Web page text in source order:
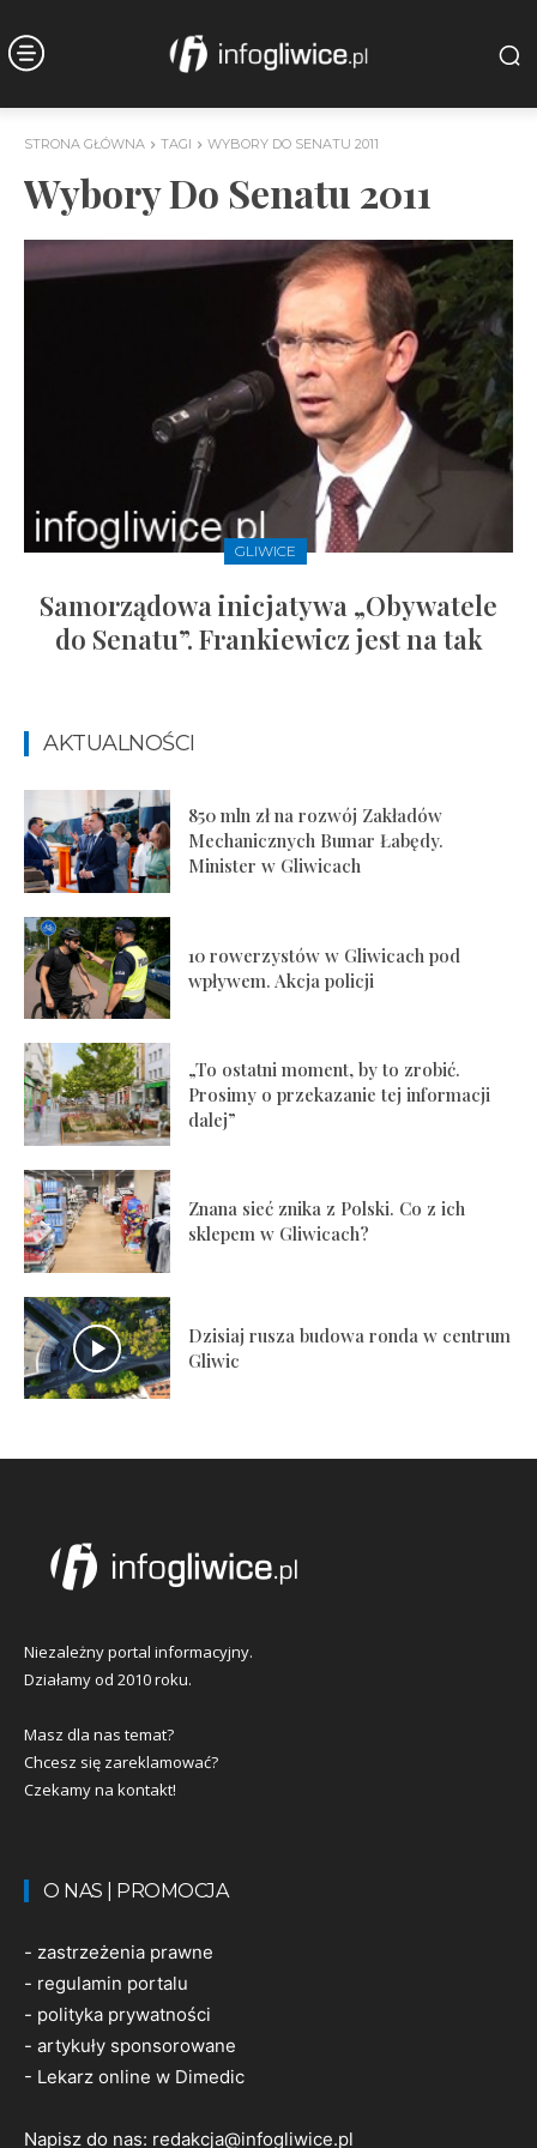
STRONA GŁÓWNA TAGI WYBORY DO SENATU 2011
Wybory Do Senatu 2011
GLIWICE
Samorządowa inicjatywa „Obywatele
do Senatu”. Frankiewicz jest na tak
AKTUALNOŚCI
850 mln zł na rozwój Zakładów
Mechanicznych Bumar Łabędy.
Minister w Gliwicach
10 rowerzystów w Gliwicach pod
wpływem. Akcja policji
„To ostatni moment, by to zrobić.
Prosimy o przekazanie tej informacji
dalej”
Znana sieć znika z Polski. Co z ich
sklepem w Gliwicach?
Dzisiaj rusza budowa ronda w centrum
Gliwic
Niezależny portal informacyjny.
Działamy od 2010 roku.
Masz dla nas temat?
Chcesz się zareklamować?
Czekamy na kontakt!
O NAS | PROMOCJA
- zastrzeżenia prawne
- regulamin portalu
- polityka prywatności
- artykuły sponsorowane
- Lekarz online w Dimedic
Napisz do nas: redakcja@infogliwice.pl